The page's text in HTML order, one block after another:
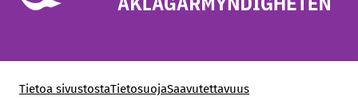
Tietoa sivustostaTietosuojaSaavutettavuus